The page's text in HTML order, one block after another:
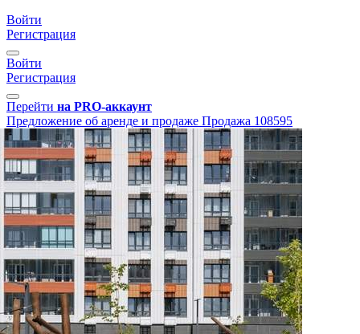
Войти
Регистрация
Войти
Регистрация
Перейти на PRO-аккаунт
Предложение об аренде и продаже Продажа 108595